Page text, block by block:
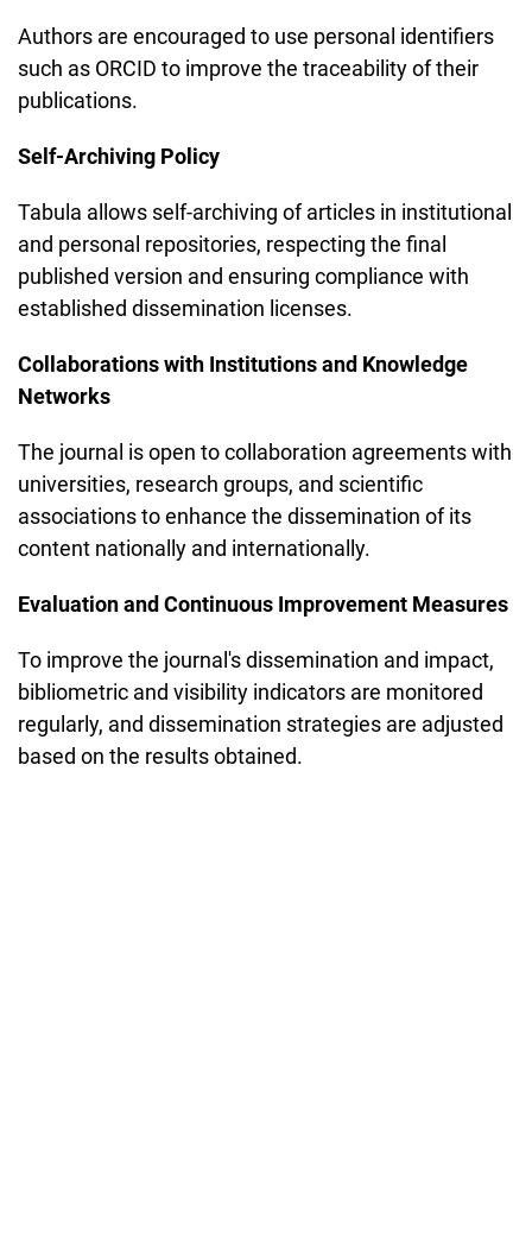
Authors are encouraged to use personal identifiers
such as ORCID to improve the traceability of their
publications.
Self-Archiving Policy
Tabula allows self-archiving of articles in institutional
and personal repositories, respecting the final
published version and ensuring compliance with
established dissemination licenses.
Collaborations with Institutions and Knowledge
Networks
The journal is open to collaboration agreements with
universities, research groups, and scientific
associations to enhance the dissemination of its
content nationally and internationally.
Evaluation and Continuous Improvement Measures
To improve the journal's dissemination and impact,
bibliometric and visibility indicators are monitored
regularly, and dissemination strategies are adjusted
based on the results obtained.